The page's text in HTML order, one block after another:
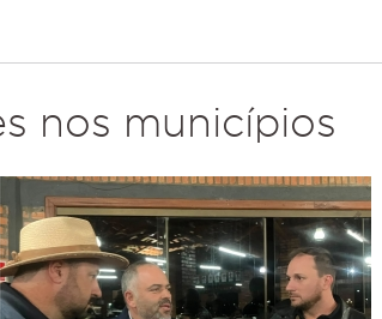
nos municípios